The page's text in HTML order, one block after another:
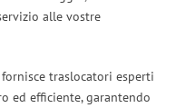
alle vostre
traslocatori esperti
ed efficiente, garantendo